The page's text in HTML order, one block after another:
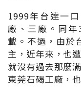
1999年台達一
廠、三廠。同
載。不過，由於
主，近年來，也
就沒有過去那麼
東莞石碣工廠，